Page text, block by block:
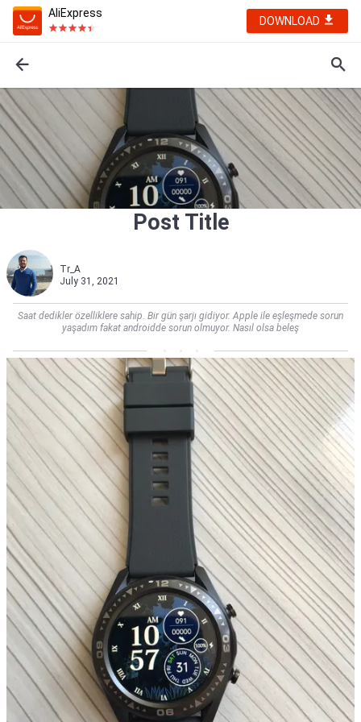
AliExpress
DOWNLOAD
Post Title
Tr_A
July 31, 2021
Saat dedikler özelliklere sahip. Bir gün şarjı gidiyor. Apple ile eşleşmede sorun
yaşadım fakat androidde sorun olmuyor. Nasıl olsa beleş